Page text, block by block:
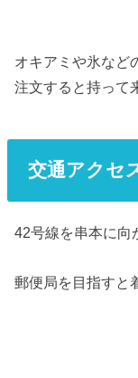
オキアミや氷など
注文すると持って
交通アクセ
42号線を串本に向
郵便局を目指すと